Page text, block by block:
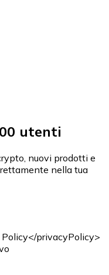
utenti
nuovi prodotti e
nella tua
privacyPolicy>